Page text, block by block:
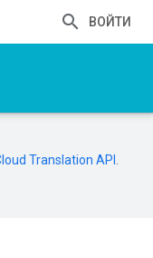
ВОЙТИ
Translation API